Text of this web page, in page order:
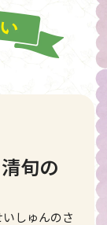
旬の
しゅんのさ